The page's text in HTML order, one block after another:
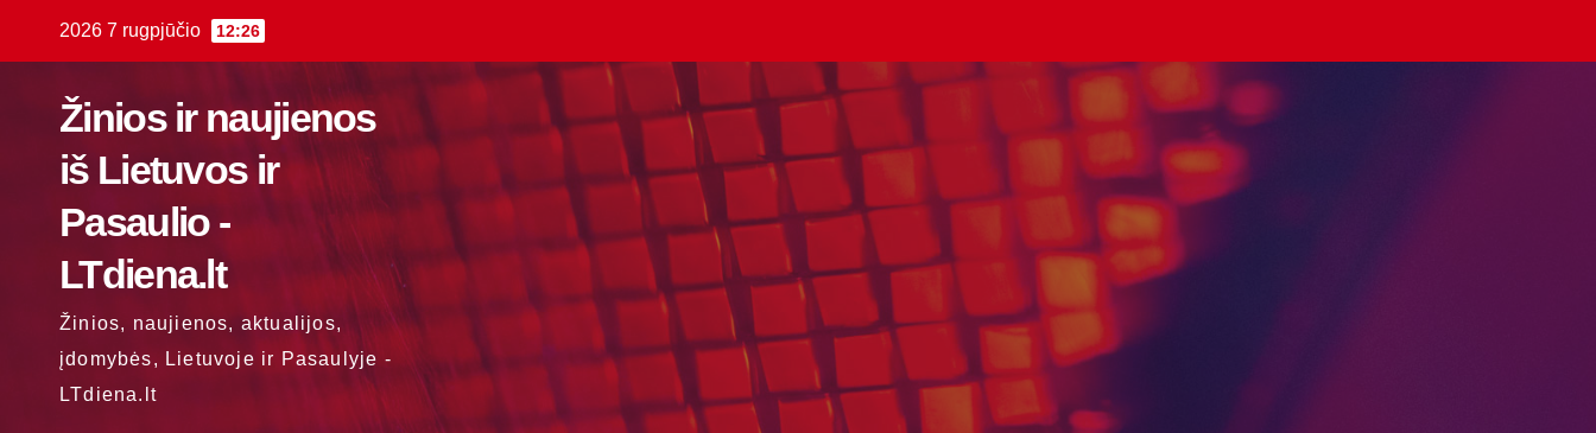
2026 7 rugpjūčio 12:26
Žinios ir naujienos
iš Lietuvos ir
Pasaulio -
LTdiena.lt
Žinios, naujienos, aktualijos,
įdomybės, Lietuvoje ir Pasaulyje -
LTdiena.lt